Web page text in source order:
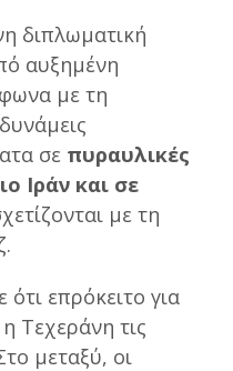
διπλωματική
αυξημένη
με τη
σε πυραυλικές
Ιράν και σε
με τη
επρόκειτο για
Τεχεράνη τις
μεταξύ, οι